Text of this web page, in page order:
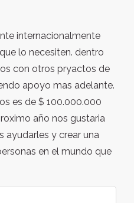
internacionalmente
lo necesiten. dentro
con otros pryactos de
apoyo mas adelante.
es de $ 100.000.000
año nos gustaria
ayudarles y crear una
en el mundo que